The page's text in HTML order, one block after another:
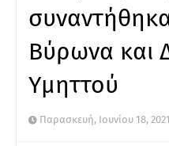
Βύρωνα και
Υμηττού
Παρασκευή, Ιουνίου 18, 2021